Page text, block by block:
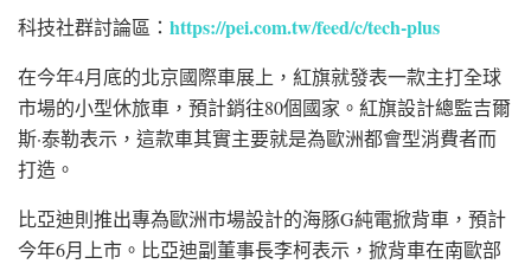
科技社群討論區： https://pei.com.tw/feed/c/tech-plus
在今年4月底的北京國際車展上，紅旗就發表一款主打全球
市場的小型休旅車，預計銷往80個國家。紅旗設計總監吉爾
斯·泰勒表示，這款車其實主要就是為歐洲都會型消費者而
打造。
比亞迪則推出專為歐洲市場設計的海豚G純電掀背車，預計
今年6月上市。比亞迪副董事長李柯表示，掀背車在南歐部